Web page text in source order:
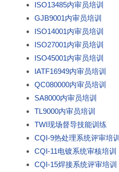
ISO13485内审员培训
GJB9001内审员培训
ISO14001内审员培训
ISO27001内审员培训
ISO45001内审员培训
IATF16949内审员培训
QC080000内审员培训
SA8000内审员培训
TL9000内审员培训
TWI现场督导技能训练
CQI-9热处理系统评审培训
CQI-11电镀系统审核培训
CQI-15焊接系统评审培训